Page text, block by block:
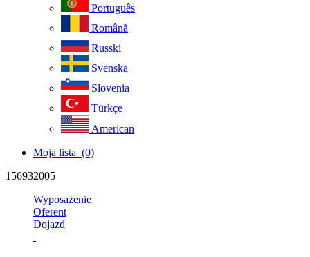
Português
Românã
Russki
Svenska
Slovenia
Türkçe
American
Moja lista (0)
156932005
Wyposażenie
Oferent
Dojazd